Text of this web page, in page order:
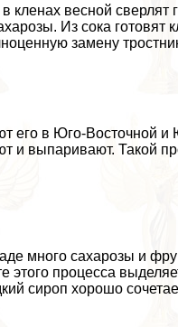
кленах весной сверлят
Из сока готовят
замену
его в Юго-Восточной
и выпаривают. Такой
много сахарозы и
этого процесса
сироп хорошо